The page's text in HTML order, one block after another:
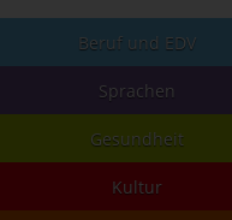
Beruf und EDV
Sprachen
Gesundheit
Kultur